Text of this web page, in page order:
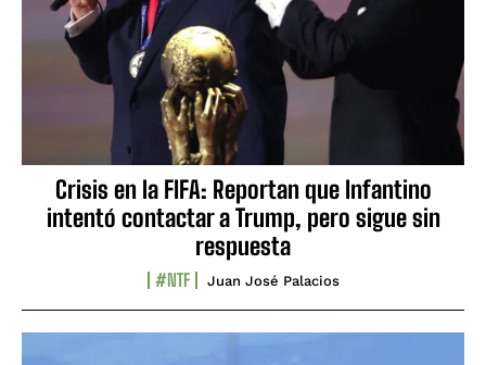
Crisis en la FIFA: Reportan que Infantino
intentó contactar a Trump, pero sigue sin
respuesta
#NTF Juan José Palacios